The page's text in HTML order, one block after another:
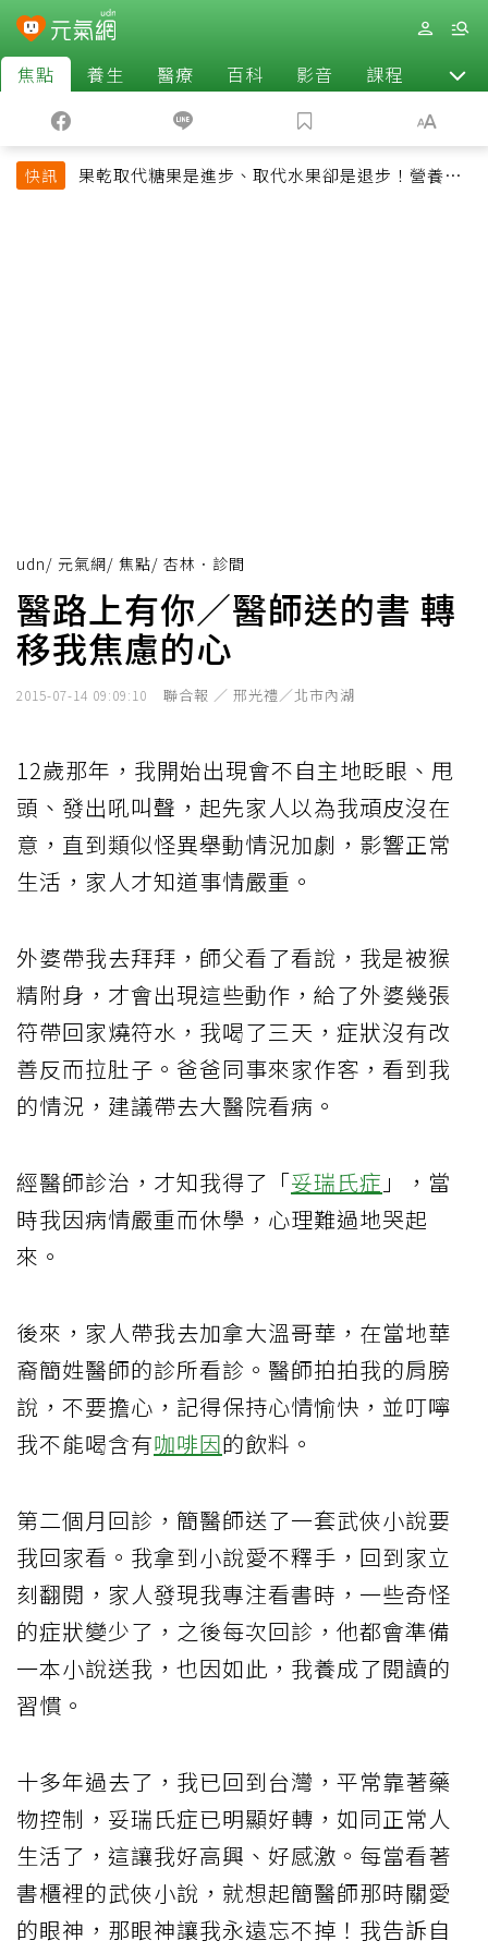
焦點 養生 醫療 百科 影音 課程 退休
快訊
果乾取代糖果是進步、取代水果卻是退步！營養師
udn/ 元氣網/ 焦點/ 杏林．診間
醫路上有你／醫師送的書 轉
移我焦慮的心
2015-07-14 09:09:10 聯合報 ／ 邢光禮／北市內湖
12歲那年，我開始出現會不自主地眨眼、甩
頭、發出吼叫聲，起先家人以為我頑皮沒在
意，直到類似怪異舉動情況加劇，影響正常
生活，家人才知道事情嚴重。
外婆帶我去拜拜，師父看了看說，我是被猴
精附身，才會出現這些動作，給了外婆幾張
符帶回家燒符水，我喝了三天，症狀沒有改
善反而拉肚子。爸爸同事來家作客，看到我
的情況，建議帶去大醫院看病。
經醫師診治，才知我得了「妥瑞氏症 」，當
時我因病情嚴重而休學，心理難過地哭起
來。
後來，家人帶我去加拿大溫哥華，在當地華
裔簡姓醫師的診所看診。醫師拍拍我的肩膀
說，不要擔心，記得保持心情愉快，並叮嚀
我不能喝含有咖啡因的飲料。
第二個月回診，簡醫師送了一套武俠小說要
我回家看。我拿到小說愛不釋手，回到家立
刻翻閱，家人發現我專注看書時，一些奇怪
的症狀變少了，之後每次回診，他都會準備
一本小說送我，也因如此，我養成了閱讀的
習慣。
十多年過去了，我已回到台灣，平常靠著藥
物控制，妥瑞氏症已明顯好轉，如同正常人
生活了，這讓我好高興、好感激。每當看著
書櫃裡的武俠小說，就想起簡醫師那時關愛
的眼神，那眼神讓我永遠忘不掉！我告訴自